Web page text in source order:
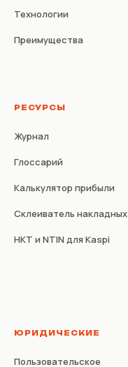
Технологии
Преимущества
РЕСУРСЫ
Журнал
Глоссарий
Калькулятор прибыли
Склеиватель накладных
НКТ и NTIN для Kaspi
ЮРИДИЧЕСКИЕ
Пользовательское